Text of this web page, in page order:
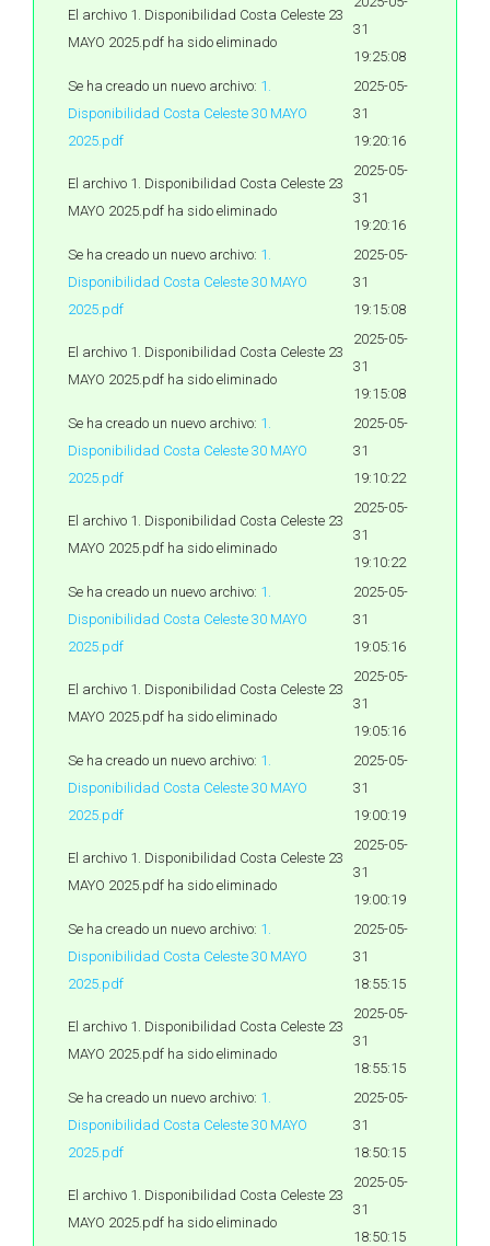
El archivo 1. Disponibilidad Costa Celeste 23
MAYO 2025.pdf ha sido eliminado
31
19:25:08
Se ha creado un nuevo archivo: 1.
Disponibilidad Costa Celeste 30 MAYO
2025.pdf
2025-05-
31
19:20:16
El archivo 1. Disponibilidad Costa Celeste 23
MAYO 2025.pdf ha sido eliminado
2025-05-
31
19:20:16
Se ha creado un nuevo archivo: 1.
Disponibilidad Costa Celeste 30 MAYO
2025.pdf
2025-05-
31
19:15:08
El archivo 1. Disponibilidad Costa Celeste 23
MAYO 2025.pdf ha sido eliminado
2025-05-
31
19:15:08
Se ha creado un nuevo archivo: 1.
Disponibilidad Costa Celeste 30 MAYO
2025.pdf
2025-05-
31
19:10:22
El archivo 1. Disponibilidad Costa Celeste 23
MAYO 2025.pdf ha sido eliminado
2025-05-
31
19:10:22
Se ha creado un nuevo archivo: 1.
Disponibilidad Costa Celeste 30 MAYO
2025.pdf
2025-05-
31
19:05:16
El archivo 1. Disponibilidad Costa Celeste 23
MAYO 2025.pdf ha sido eliminado
2025-05-
31
19:05:16
Se ha creado un nuevo archivo: 1.
Disponibilidad Costa Celeste 30 MAYO
2025.pdf
2025-05-
31
19:00:19
El archivo 1. Disponibilidad Costa Celeste 23
MAYO 2025.pdf ha sido eliminado
2025-05-
31
19:00:19
Se ha creado un nuevo archivo: 1.
Disponibilidad Costa Celeste 30 MAYO
2025.pdf
2025-05-
31
18:55:15
El archivo 1. Disponibilidad Costa Celeste 23
MAYO 2025.pdf ha sido eliminado
2025-05-
31
18:55:15
Se ha creado un nuevo archivo: 1.
Disponibilidad Costa Celeste 30 MAYO
2025.pdf
2025-05-
31
18:50:15
El archivo 1. Disponibilidad Costa Celeste 23
MAYO 2025.pdf ha sido eliminado
2025-05-
31
18:50:15